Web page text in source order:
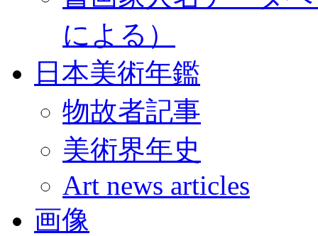
による）
日本美術年鑑
物故者記事
美術界年史
Art news articles
画像